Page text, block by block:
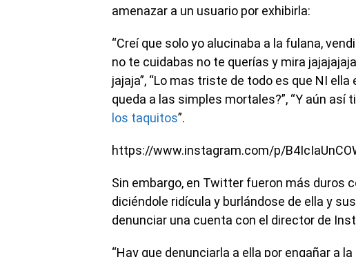
amenazar a un usuario por exhibirla:
“Creí que solo yo alucinaba a la fulana,
no te cuidabas no te querías y mira
jajaja”, “Lo mas triste de todo es que NI
queda a las simples mortales?”, “Y aún así
los taquitos”.
https://www.instagram.com/p/
Sin embargo, en Twitter fueron más duros
diciéndole ridícula y burlándose de ella y
denunciar una cuenta con el director de
“Hay que denunciarla a ella por engañar a